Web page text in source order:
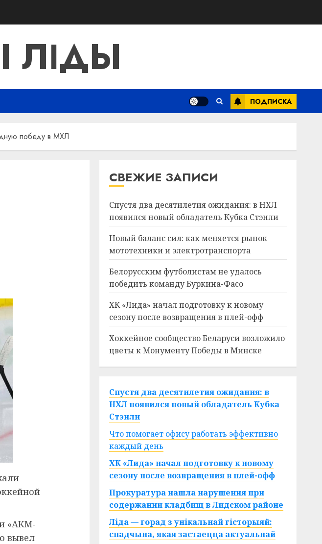
ЛІДЫ
ПОДПИСКА
победу в МХЛ
«АКМ-
вывел
СВЕЖИЕ ЗАПИСИ
Спустя два десятилетия ожидания: в НХЛ
появился новый обладатель Кубка Стэнли
Новый баланс сил: как меняется рынок
мототехники и электротранспорта
Белорусским футболистам не удалось
победить команду Буркина-Фасо
ХК «Лида» начал подготовку к новому
сезону после возвращения в плей-офф
Хоккейное сообщество Беларуси возложило
цветы к Монументу Победы в Минске
Спустя два десятилетия ожидания: в
НХЛ появился новый обладатель Кубка
Стэнли
Что помогает офису работать эффективно
каждый день
ХК «Лида» начал подготовку к новому
сезону после возвращения в плей-офф
Прокуратура нашла нарушения при
содержании кладбищ в Лидском районе
Ліда — горад з унікальнай гісторыяй:
спадчына, якая застаецца актуальнай